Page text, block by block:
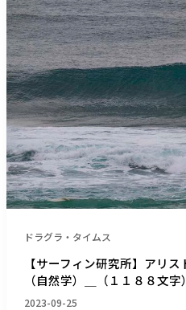
マ
ホ
ー
ビ
ン
＿
ポ
ル
チ
ー
ニ
ニ
ャ
ー
ズ
ドラグラ・タイムス
【サーフィン研究所】アリ
（自然学）＿（１１８８文字）
2023-09-25
ー
フ
ィ
ン
研
究
所】
ア
リ
ス
ト
テ
ス
の
フ
ィ